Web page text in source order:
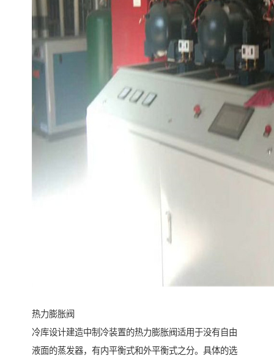
热力膨胀阀
冷库设计建造中制冷装置的热力膨胀阀适用于没有自由
液面的蒸发器，有内平衡式和外平衡式之分。具体的选